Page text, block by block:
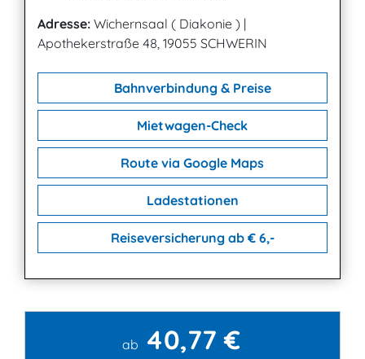
Adresse: Wichernsaal ( Diakonie ) |
Apothekerstraße 48, 19055 SCHWERIN
Bahnverbindung & Preise
Mietwagen-Check
Route via Google Maps
Ladestationen
Reiseversicherung ab € 6,-
Kontaktab 40,77 €